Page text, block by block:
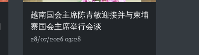
越南国会主席陈青敏迎接并与柬埔
寨国会主席举行会谈
28/07/2026 03:28